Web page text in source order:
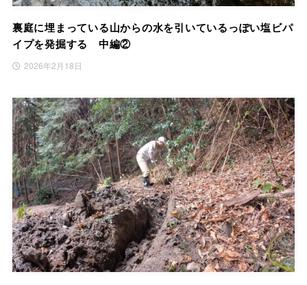
裏庭に埋まっている山からの水を引いているっぽい塩ビパ
イプを発掘する 中編②
2026年2月18日